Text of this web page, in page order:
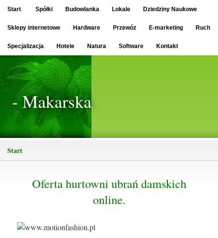
Start Spółki Budowlanka Lokale Dziedziny Naukowe
Sklepy internetowe Hardware Przewóz E-marketing Ruch
Specjalizacja Hotele Natura Software Kontakt
- Makarska
Start
Oferta hurtowni ubrań damskich
online.